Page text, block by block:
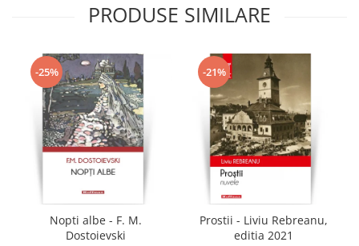
PRODUSE SIMILARE
-25%
Nopti albe - F. M.
Dostoievski
-21%
Prostii - Liviu Rebreanu,
editia 2021